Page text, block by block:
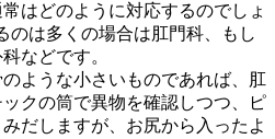
はどのように対応するのでしょ
のは多くの場合は肛門科、もし
などです。
ような小さいものであれば、肛
クの筒で異物を確認しつつ、ピ
だしますが、お尻から入ったよ